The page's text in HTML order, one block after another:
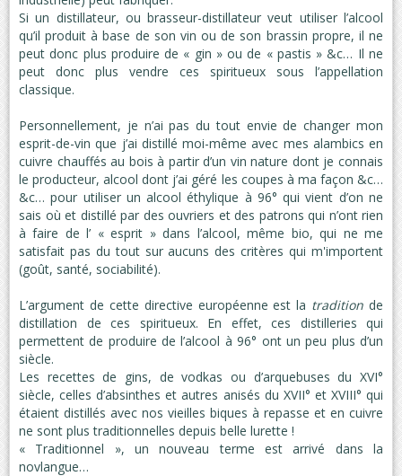
Si un distillateur, ou brasseur-distillateur veut utiliser l’alcool
qu’il produit à base de son vin ou de son brassin propre, il ne
peut donc plus produire de « gin » ou de « pastis » &c… Il ne
peut donc plus vendre ces spiritueux sous l’appellation
classique.
Personnellement, je n’ai pas du tout envie de changer mon
esprit-de-vin que j’ai distillé moi-même avec mes alambics en
cuivre chauffés au bois à partir d’un vin nature dont je connais
le producteur, alcool dont j’ai géré les coupes à ma façon &c…
&c… pour utiliser un alcool éthylique à 96° qui vient d’on ne
sais où et distillé par des ouvriers et des patrons qui n’ont rien
à faire de l’ « esprit » dans l’alcool, même bio, qui ne me
satisfait pas du tout sur aucuns des critères qui m'importent
(goût, santé, sociabilité).
L’argument de cette directive européenne est la tradition de
distillation de ces spiritueux. En effet, ces distilleries qui
permettent de produire de l’alcool à 96° ont un peu plus d’un
siècle.
Les recettes de gins, de vodkas ou d’arquebuses du XVI°
siècle, celles d’absinthes et autres anisés du XVII° et XVIII° qui
étaient distillés avec nos vieilles biques à repasse et en cuivre
ne sont plus traditionnelles depuis belle lurette !
« Traditionnel », un nouveau terme est arrivé dans la
novlangue…